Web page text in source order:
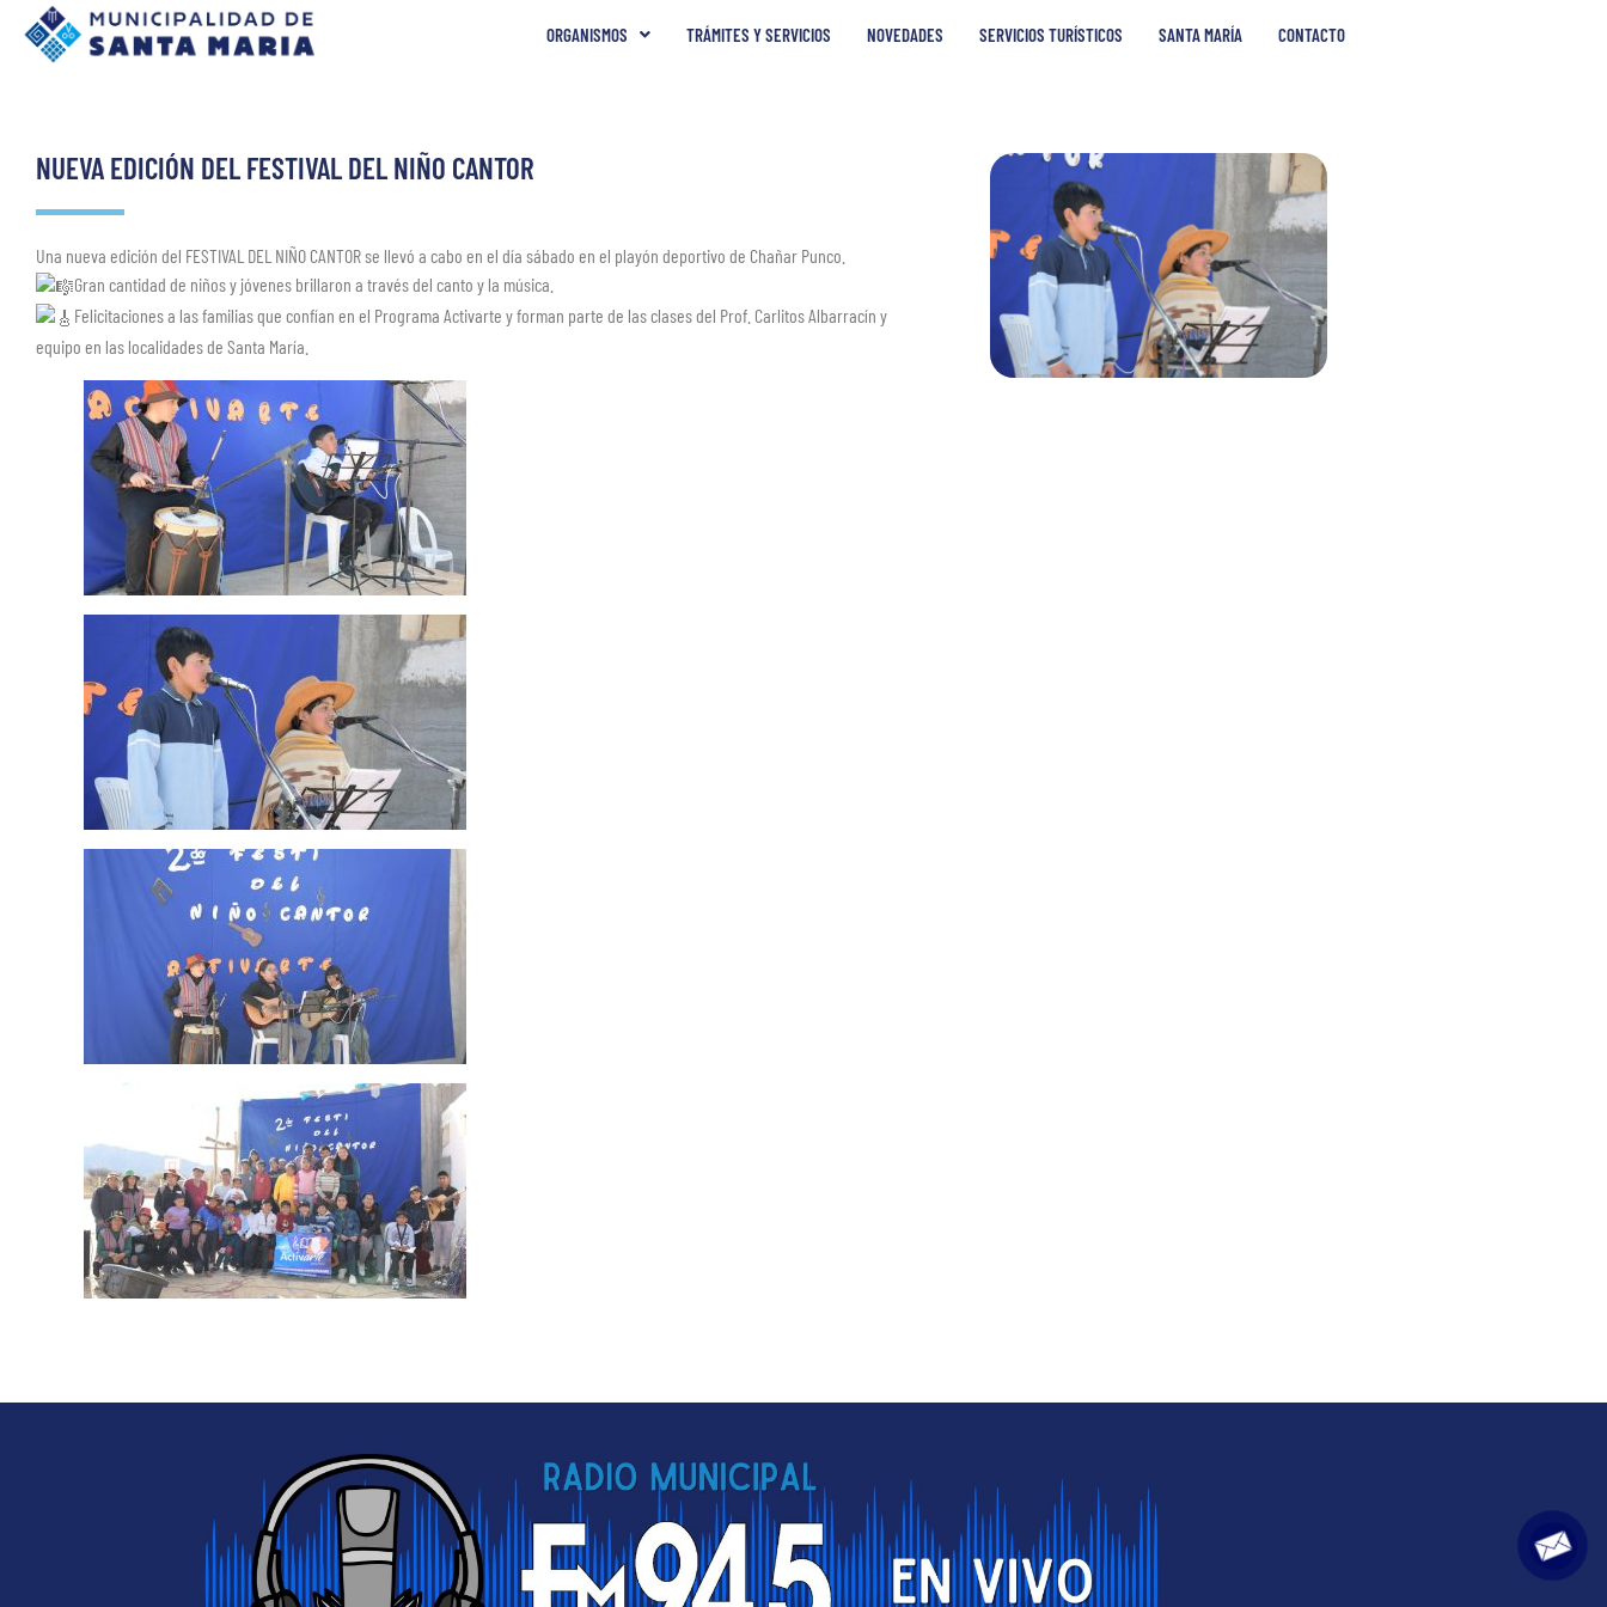
ORGANISMOS TRÁMITES Y SERVICIOS NOVEDADES SERVICIOS TURÍSTICOS SANTA MARÍA CONTACTO
NUEVA EDICIÓN DEL FESTIVAL DEL NIÑO CANTOR
Una nueva edición del FESTIVAL DEL NIÑO CANTOR se llevó a cabo en el día sábado en el playón deportivo de Chañar Punco.
Gran cantidad de niños y jóvenes brillaron a través del canto y la música.
Felicitaciones a las familias que confían en el Programa Activarte y forman parte de las clases del Prof. Carlitos Albarracín y
equipo en las localidades de Santa María.